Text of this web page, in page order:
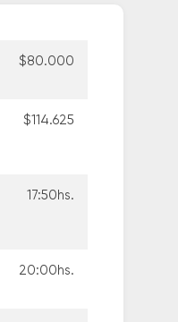
$80.000
$114.625
17:50hs.
20:00hs.